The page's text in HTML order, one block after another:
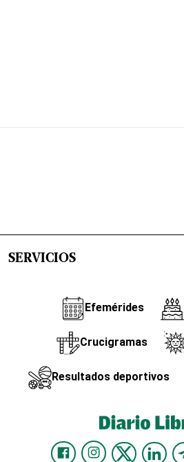
SERVICIOS
Efemérides
Crucigramas
Resultados deportivos